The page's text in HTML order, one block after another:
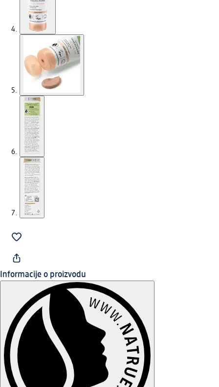
Informacije o proizvodu